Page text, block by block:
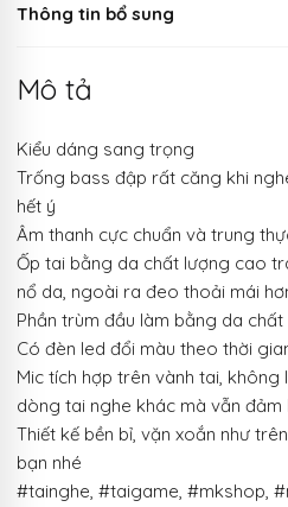
Thông tin bổ sung
Mô tả
Kiểu dáng sang trọng
Trống bass đập rất căng khi
hết ý
Âm thanh cực chuẩn và trung
Ốp tai bằng da chất lượng cao
nổ da, ngoài ra đeo thoải mái
Phần trùm đầu làm bằng da
Có đèn led đổi màu theo thời
Mic tích hợp trên vành tai, không
dòng tai nghe khác mà vẫn
Thiết kế bền bỉ, vặn xoắn như
bạn nhé
#tainghe, #taigame, #mkshop,